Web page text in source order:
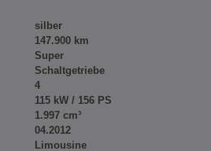
silber
147.900 km
Super
Schaltgetriebe
4
115 kW / 156 PS
1.997 cm³
04.2012
Limousine